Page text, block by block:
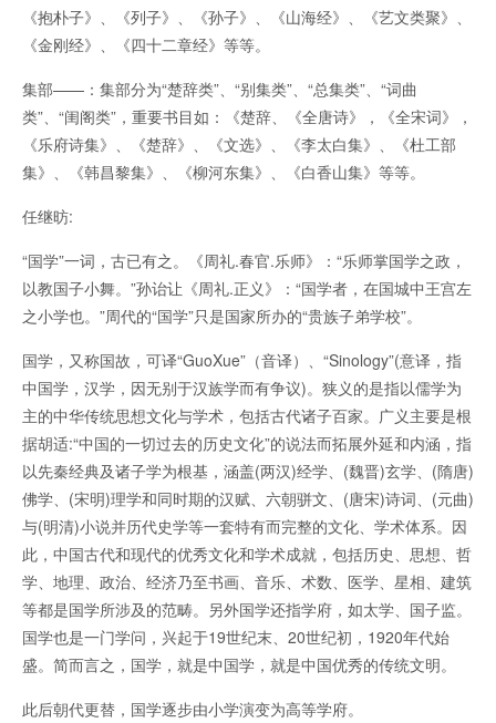
《抱朴子》、《列子》、《孙子》、《山海经》、《艺文类聚》、
《金刚经》、《四十二章经》等等。
集部——：集部分为“楚辞类”、“别集类”、“总集类”、“词曲
类”、“闺阁类”，重要书目如：《楚辞、《全唐诗》，《全宋词》，
《乐府诗集》、《楚辞》、《文选》、《李太白集》、《杜工部
集》、《韩昌黎集》、《柳河东集》、《白香山集》等等。
任继昉:
“国学”一词，古已有之。《周礼.春官.乐师》：“乐师掌国学之政，
以教国子小舞。”孙诒让《周礼.正义》：“国学者，在国城中王宫左
之小学也。”周代的“国学”只是国家所办的“贵族子弟学校”。
国学，又称国故，可译“GuoXue”（音译）、“Sinology”(意译，指
中国学，汉学，因无别于汉族学而有争议)。狭义的是指以儒学为
主的中华传统思想文化与学术，包括古代诸子百家。广义主要是根
据胡适:“中国的一切过去的历史文化”的说法而拓展外延和内涵，指
以先秦经典及诸子学为根基，涵盖(两汉)经学、(魏晋)玄学、(隋唐)
佛学、(宋明)理学和同时期的汉赋、六朝骈文、(唐宋)诗词、(元曲)
与(明清)小说并历代史学等一套特有而完整的文化、学术体系。因
此，中国古代和现代的优秀文化和学术成就，包括历史、思想、哲
学、地理、政治、经济乃至书画、音乐、术数、医学、星相、建筑
等都是国学所涉及的范畴。另外国学还指学府，如太学、国子监。
国学也是一门学问，兴起于19世纪末、20世纪初，1920年代始
盛。简而言之，国学，就是中国学，就是中国优秀的传统文明。
此后朝代更替，国学逐步由小学演变为高等学府。